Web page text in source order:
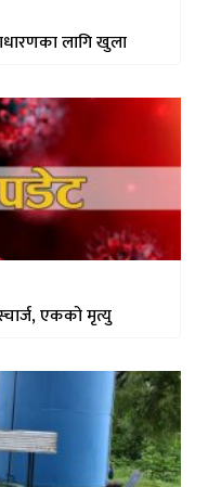
लागि खुला
एकको मृत्यु